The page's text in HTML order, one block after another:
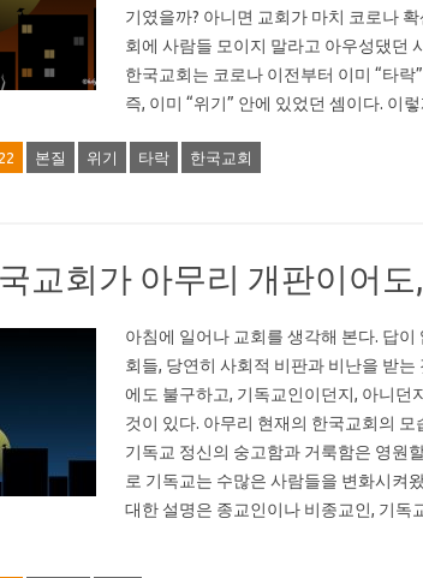
기였을까? 아니면 교회가 마치 코로나
회에 사람들 모이지 말라고 아우성댔던
한국교회는 코로나 이전부터 이미 “타락
즉, 이미 “위기” 안에 있었던 셈이다. 이
본질 위기 타락 한국교회
교회가 아무리 개판이어도,
아침에 일어나 교회를 생각해 본다. 답이
회들, 당연히 사회적 비판과 비난을 받는
에도 불구하고, 기독교인이던지, 아니던
것이 있다. 아무리 현재의 한국교회의
기독교 정신의 숭고함과 거룩함은 영원
로 기독교는 수많은 사람들을 변화시켜
대한 설명은 종교인이나 비종교인, 기